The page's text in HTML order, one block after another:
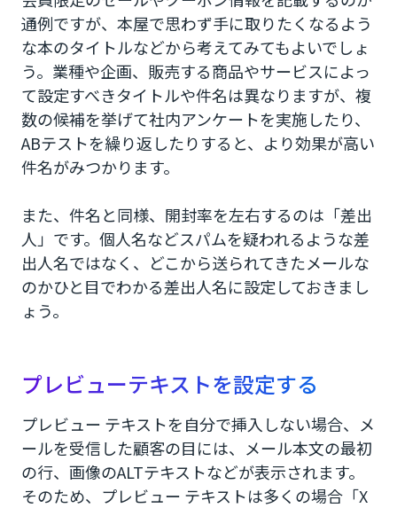
通例ですが、本屋で思わず手に取りたくなるよう
な本のタイトルなどから考えてみてもよいでしょ
う。業種や企画、販売する商品やサービスによっ
て設定すべきタイトルや件名は異なりますが、複
数の候補を挙げて社内アンケートを実施したり、
ABテストを繰り返したりすると、より効果が高い
件名がみつかります。
また、件名と同様、開封率を左右するのは「差出
人」です。個人名などスパムを疑われるような差
出人名ではなく、どこから送られてきたメールな
のかひと目でわかる差出人名に設定しておきまし
ょう。
プレビューテキストを設定する
プレビュー テキストを自分で挿入しない場合、メ
ールを受信した顧客の目には、メール本文の最初
の行、画像のALTテキストなどが表示されます。
そのため、プレビュー テキストは多くの場合「X